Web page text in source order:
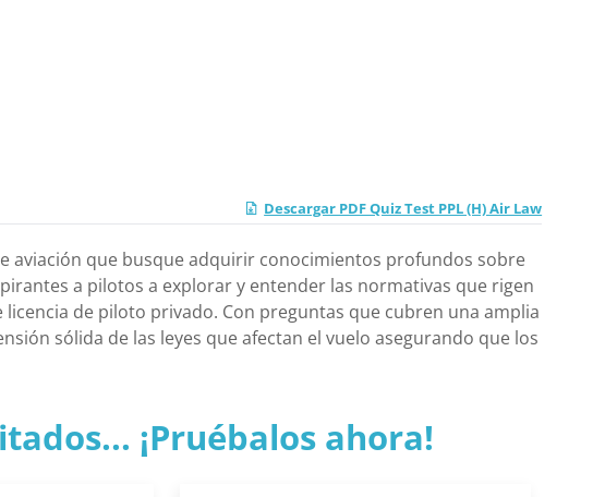
Descargar PDF Quiz Test PPL (H) Air Law
aviación que busque adquirir conocimientos profundos sobre
a pilotos a explorar y entender las normativas que rigen
de piloto privado. Con preguntas que cubren una amplia
sólida de las leyes que afectan el vuelo asegurando que los
¡Pruébalos ahora!